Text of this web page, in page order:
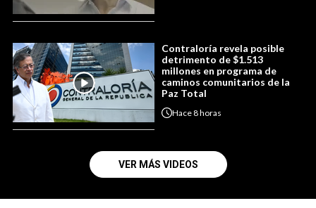
Contraloría revela posible
detrimento de $1.513
millones en programa de
caminos comunitarios de la
Paz Total
Hace8 horas
VER MÁS VIDEOS